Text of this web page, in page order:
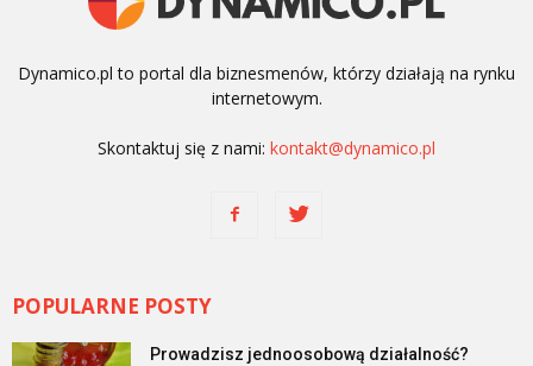
Dynamico.pl to portal dla biznesmenów, którzy działają na rynku
internetowym.
Skontaktuj się z nami: kontakt@dynamico.pl
POPULARNE POSTY
Prowadzisz jednoosobową działalność?